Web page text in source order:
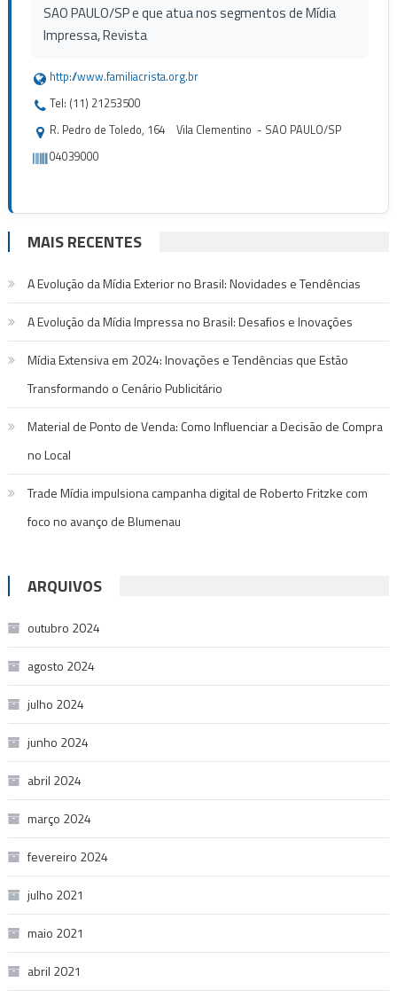
SAO PAULO/SP e que atua nos segmentos de Mídia
Impressa, Revista
http://www.familiacrista.org.br
Tel: (11) 21253500
R. Pedro de Toledo, 164 Vila Clementino - SAO PAULO/SP
04039000
MAIS RECENTES
A Evolução da Mídia Exterior no Brasil: Novidades e Tendências
A Evolução da Mídia Impressa no Brasil: Desafios e Inovações
Mídia Extensiva em 2024: Inovações e Tendências que Estão
Transformando o Cenário Publicitário
Material de Ponto de Venda: Como Influenciar a Decisão de Compra
no Local
Trade Mídia impulsiona campanha digital de Roberto Fritzke com
foco no avanço de Blumenau
ARQUIVOS
outubro 2024
agosto 2024
julho 2024
junho 2024
abril 2024
março 2024
fevereiro 2024
julho 2021
maio 2021
abril 2021